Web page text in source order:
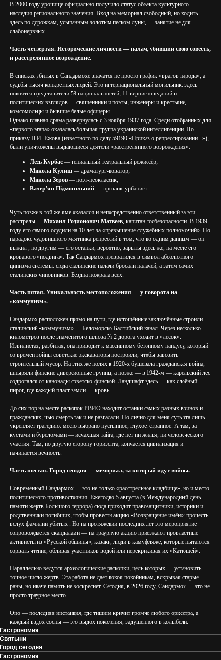
В 2000 году урочище официально получило статус объекта культурного
наследия регионального значения. Вход на мемориал свободный, но ходить
здесь по дорожкам, усыпанным золотым песком луны, — занятие не для
слабонервных.
Часть четвёртая. Исторические личности — палач, убивший свою совесть,
и расстрелянное возрождение.
В списках убитых в Сандармохе значатся не просто график «врагов народа», а
судьбы тысяч конкретных людей. Это интернациональный могильник: здесь
покоятся представители 58 национальностей, 11 вероисповеданий и
политических взглядов — священники и поэты, инженеры и крестьяне,
комсомольцы и бывшие белые офицеры.
Однако главная драма развернулась с 3 ноября 1937 года. Среди отобранных для
«первого этапа» оказалась большая группа украинской интеллигенции. По
приказу Н.И. Ежова (известного по делу 59190 «Приказ о репрессировании...»),
были уничтожены выдающиеся деятели «расстрелянного возрождения»:
Лесь Курбас — гениальный театральный режиссёр;
Микола Кулиш — драматург-новатор;
Микола Зеров — поэт-неоклассик;
Валер'ян Підмогильний — прозаик-урбанист.
Чуть позже в той же яме оказался и непосредственно ответственный за эти
расстрелы — Михаил Родионович Матвеев, капитан госбезопасности. В 1939
году его самого осудили на 10 лет за «превышение служебных полномочий». Но
парадокс чудовищного маятника репрессий в том, что по одним данным — он
выжил , по другим — его останки, вероятно, зарыты здесь же, на месте его
кровавого «подвига». Так Сандармох превратился в символ абсолютного
цинизма системы: сюда сталинские палачи бросали палачей, а затем самих
сталинских чиновников. Бездна пожрала всех.
Часть пятая. Уникальность местоположения — у поворота на
«коммунизм».
Сандармох расположен прямо на пути, где истощённые заключённые строили
сталинский «коммунизм» — Беломорско-Балтийский канал. Через несколько
километров после знаменитого шлюза № 2 дорога уходит в «лесок».
Извилистая, разбитая, она приводит к массивному бетонному пандусу, который
со времен войны советские экскаваторы построили, чтобы завозить
строительный мусор. На этих же полях в 1920-х бушевала гражданская война,
шныряли финские диверсионные группы, а позже — в 1942-м — карельский лес
содрогался от канонады советско-финской. Ландшафт здесь — как слоёный
пирог, где каждый пласт земли — кровь.
До сих пор на месте раскопок РВИО находят останки самых разных воинов и
гражданских, чью смерть так и не разгадали. Но лично для меня суть эта лишь
укрепляет трагедию: место выбрано пустынное, глухое, странное. А там, за
кустами и буреломами — исчахшая тайга, где нет ни жилья, ни человеческого
участия. Там, по другую сторону горизонта, кончается цивилизация и
начинается вечность.
Часть шестая. Город сегодня — мемориал, за который идут войны.
Современный Сандармох — это не только «расстрельное кладбище», но и место
политического противостояния. Ежегодно 5 августа (в Международный день
памяти жертв Большого террора) сюда приходят правозащитники, историки и
родственники погибших, чтобы провести акцию «Возвращение имён»: прочесть
вслух фамилии убитых . Но на протяжении последних лет это мероприятие
сопровождается скандалами — на траурную акцию приезжают провластные
активисты из «Русской общины», казаки, люди в камуфляже, которые пытаются
сорвать чтение, обливая участников водой или перекрикивая их «Катюшей».
Параллельно ведутся археологические раскопки, цель которых — установить
точное число жертв. Эта работа не дает покоя покойникам, вскрывая старые
раны, но иначе память не воскреснет. Сегодня, в 2026 году, Сандармох — это не
просто траурное место.
Оно — последняя инстанция, где тишина кричит громче любого оркестра, а
каждый вздох сосны — это выдох поколения, задушенного в колыбели.
Гастрономия
Святыни
Город сегодня
Гастрономия